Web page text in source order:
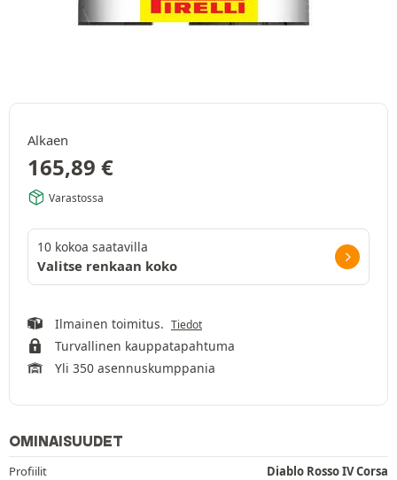
Alkaen
165,89 €
Varastossa
10 kokoa saatavilla
Valitse renkaan koko
Ilmainen toimitus. Tiedot
Turvallinen kauppatapahtuma
Yli 350 asennuskumppania
OMINAISUUDET
Profiilit
Diablo Rosso IV Corsa